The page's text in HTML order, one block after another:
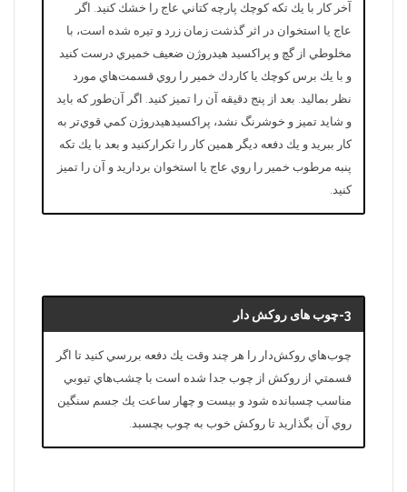
آخر كار با يك تكه كوچك پارچه كتاني عاج را خشك كنيد. اگر
عاج يا استخوان در اثر گذشت زمان زرد و تيره شده است، با
مخلوطي از گچ و پراكسيد هيدروژن ضعيف خميري درست كنيد
و با يك برس كوچك يا كاردك خمير را روي قسمت‌هاي مورد
نظر بماليد. بعد از پنج دقيقه آن را تميز كنيد. اگر آن‌طور كه بايد
و شايد تميز و خوشرنگ نشد، پراكسيد‌هيدروژن كمي قوي‌تر به
كار ببريد و يك دفعه ديگر همين كار را تكراركنيد و بعد با يك تكه
پنبه مرطوب خمير را روي عاج يا استخوان برداريد و آن را تميز
كنيد.
3-چوب های روکش دار
چوب‌هاي روكش‌دار را هر چند وقت يك دفعه بررسي كنيد تا اگر
قسمتي از روكش از چوب جدا شده است با چشب‌هاي تيوبي
مناسب چسبانده شود و بيست و چهار ساعت يك جسم سنگين
روي آن بگذاريد تا روكش خوب به چوب بچسبد.